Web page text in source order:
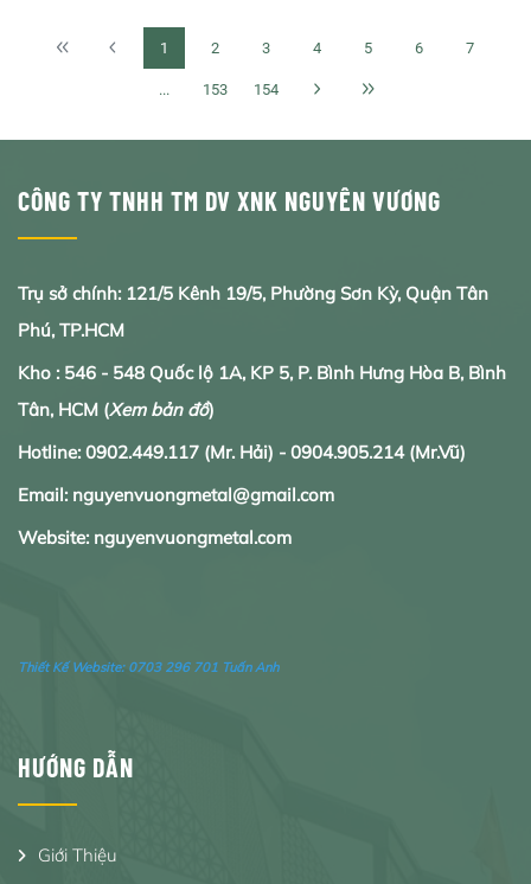
1 2 3 4 5 6 7
... 153 154
CÔNG TY TNHH TM DV XNK NGUYÊN VƯƠNG
Trụ sở chính: 121/5 Kênh 19/5, Phường Sơn Kỳ, Quận Tân
Phú, TP.HCM
Kho : 546 - 548 Quốc lộ 1A, KP 5, P. Bình Hưng Hòa B, Bình
Tân, HCM (Xem bản đồ)
Hotline: 0902.449.117 (Mr. Hải) - 0904.905.214(Mr.Vũ)
Email: nguyenvuongmetal@gmail.com
Website: nguyenvuongmetal.com
Thiết Kế Website: 0703 296 701 Tuấn Anh
HƯỚNG DẪN
Giới Thiệu